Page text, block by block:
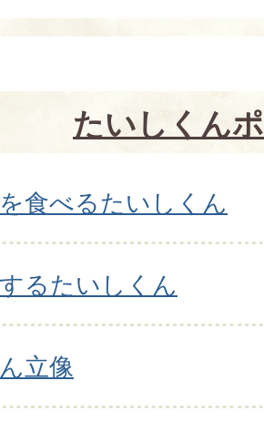
たいしくん
食べるたいしくん
るたいしくん
立像